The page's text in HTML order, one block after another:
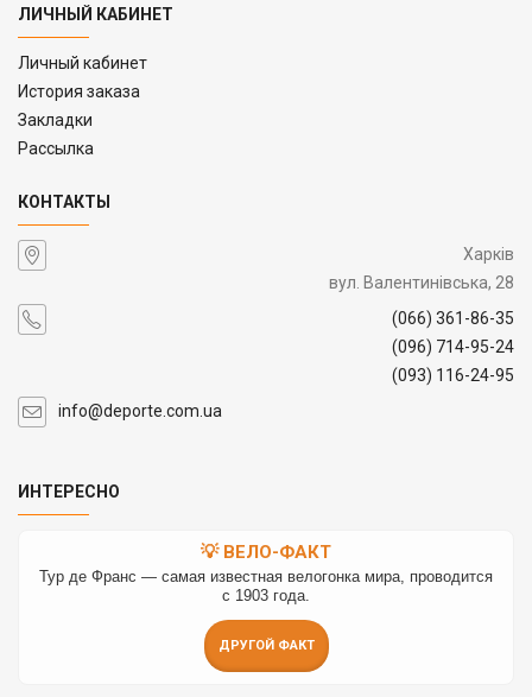
ЛИЧНЫЙ КАБИНЕТ
Личный кабинет
История заказа
Закладки
Рассылка
КОНТАКТЫ
Харків
вул. Валентинівська, 28
(066) 361-86-35
(096) 714-95-24
(093) 116-24-95
info@deporte.com.ua
ИНТЕРЕСНО
💡 ВЕЛО-ФАКТ
Тур де Франс — самая известная велогонка мира, проводится
с 1903 года.
ДРУГОЙ ФАКТ